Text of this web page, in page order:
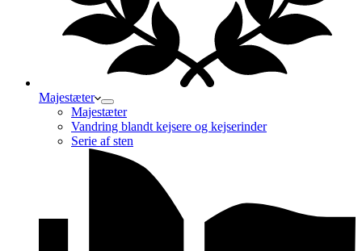
Majestæter
Majestæter
Vandring blandt kejsere og kejserinder
Serie af sten